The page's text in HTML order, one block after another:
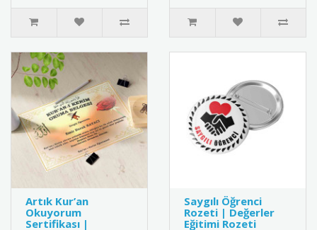
Öğrenc..
Artık Kur’an
Okuyorum
Sertifikası |
Saygılı Öğrenci
Rozeti | Değerler
Eğitimi Rozeti